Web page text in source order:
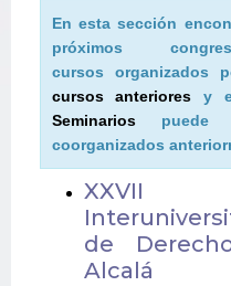
En esta sección
próximos
cursos organizados
cursos anteriores y
Seminariospuede
coorganizados
XXVII
de
Alcalá